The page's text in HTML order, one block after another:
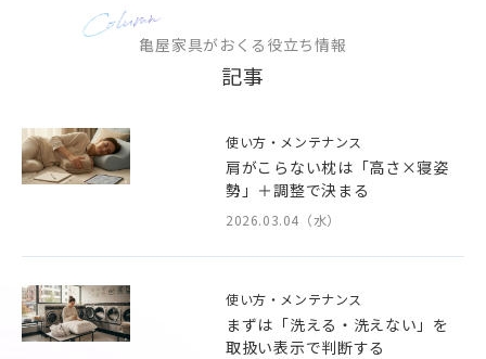
亀屋家具がおくる役立ち情報
記事
使い方・メンテナンス
肩がこらない枕は「高さ×寝姿
勢」＋調整で決まる
2026.03.04（水）
使い方・メンテナンス
まずは「洗える・洗えない」を
取扱い表示で判断する